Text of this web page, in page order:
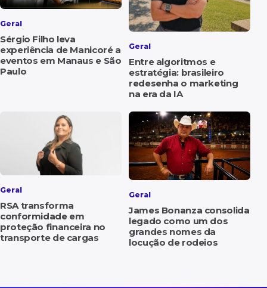
Geral
Sérgio Filho leva
experiência de Manicoré a
eventos em Manaus e São
Paulo
Geral
Entre algoritmos e
estratégia: brasileiro
redesenha o marketing
na era da IA
Geral
RSA transforma
conformidade em
proteção financeira no
transporte de cargas
Geral
James Bonanza consolida
legado como um dos
grandes nomes da
locução de rodeios